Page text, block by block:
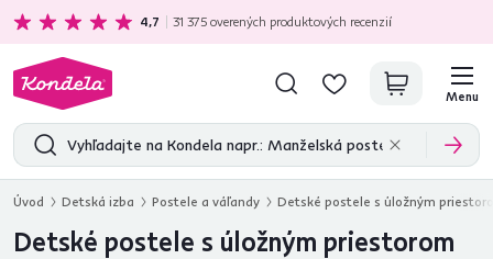
Ekologická doprava zadarmo nad 199 €
4,7 31 375 overených produktových recenzií
Menu
Úvod Detská izba Postele a váľandy Detské postele s úložným
Detské postele s úložným priestorom